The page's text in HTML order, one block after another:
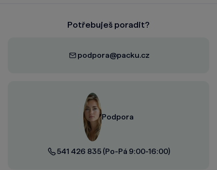
Potřebuješ poradit?
podpora@packu.cz
Podpora
541 426 835 (Po-Pá 9:00-16:00)